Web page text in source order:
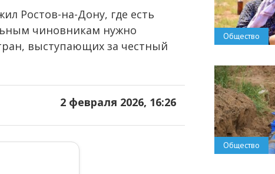
Ростов-на-Дону, где есть
чиновникам нужно
выступающих за честный
2 февраля 2026, 16:26
Общество
Общество